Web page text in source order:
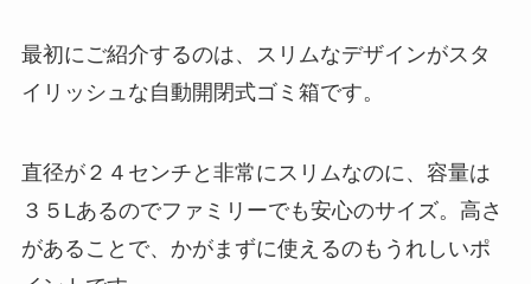
最初にご紹介するのは、スリムなデザインがスタ
イリッシュな自動開閉式ゴミ箱です。
直径が２４センチと非常にスリムなのに、容量は
３５Lあるのでファミリーでも安心のサイズ。高さ
があることで、かがまずに使えるのもうれしいポ